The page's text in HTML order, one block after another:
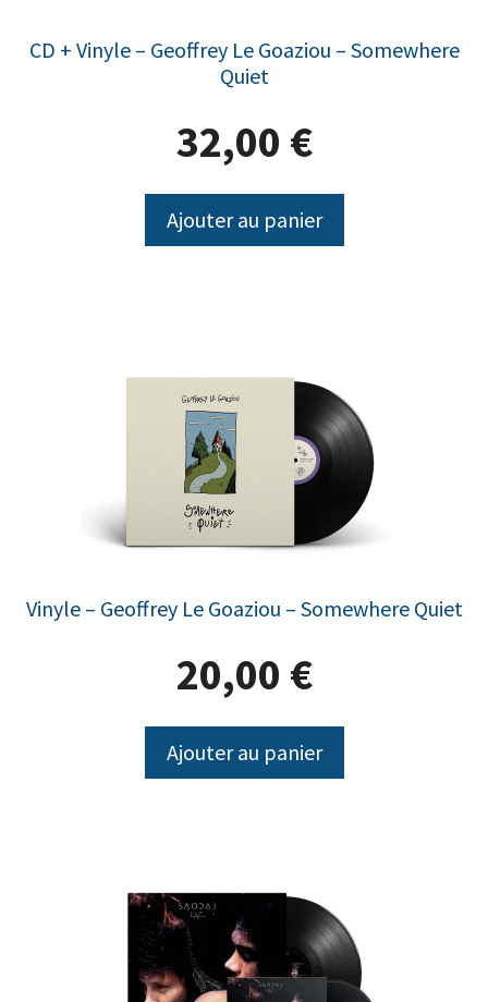
CD + Vinyle – Geoffrey Le Goaziou – Somewhere
Quiet
32,00 €
Ajouter au panier
Vinyle – Geoffrey Le Goaziou – Somewhere Quiet
20,00 €
Ajouter au panier